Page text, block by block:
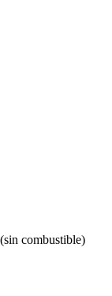
combustible)